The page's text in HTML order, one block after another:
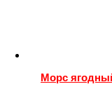
Морс